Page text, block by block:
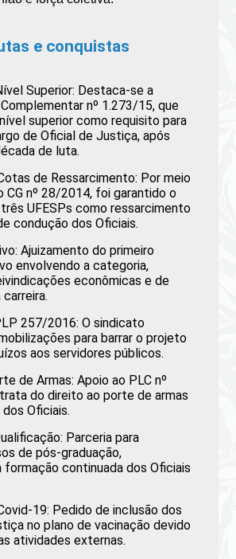
e conquistas
Superior: Destaca-se a
nº 1.273/15, que
superior como requisito para
de Oficial de Justiça, após
de luta.
de Ressarcimento: Por meio
CG nº 28/2014, foi garantido o
UFESPs como ressarcimento
condução dos Oficiais.
Ajuizamento do primeiro
envolvendo a categoria,
econômicas e de
257/2016: O sindicato
para barrar o projeto
aos servidores públicos.
de Armas: Apoio ao PLC nº
do direito ao porte de armas
Oficiais.
Parceria para
de pós-graduação,
formação continuada dos Oficiais
19: Pedido de inclusão dos
no plano de vacinação devido
atividades externas.